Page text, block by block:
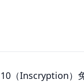
（Inscryption）